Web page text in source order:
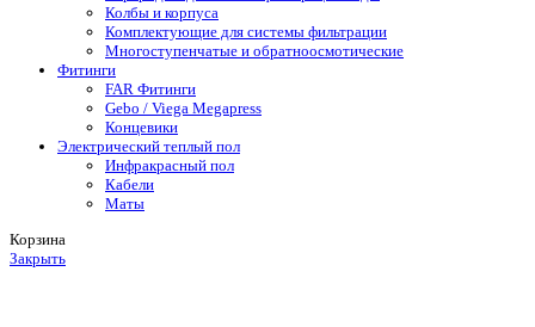
Колбы и корпуса
Комплектующие для системы фильтрации
Многоступенчатые и обратноосмотические
Фитинги
FAR Фитинги
Gebo / Viega Megapress
Концевики
Электрический теплый пол
Инфракрасный пол
Кабели
Маты
Корзина
Закрыть